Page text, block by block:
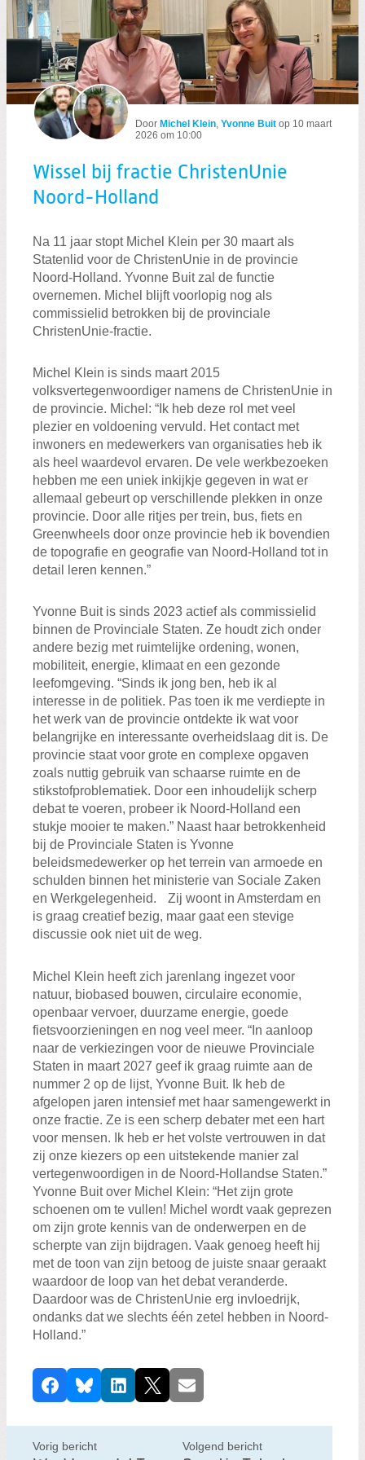
Wissel bij fractie ChristenUnie Noord-
Door Michel Klein, Yvonne Buit op 10 maart
2026 om 10:00
Wissel bij fractie ChristenUnie
Noord-Holland
Na 11 jaar stopt Michel Klein per 30 maart als
Statenlid voor de ChristenUnie in de provincie
Noord-Holland. Yvonne Buit zal de functie
overnemen. Michel blijft voorlopig nog als
commissielid betrokken bij de provinciale
ChristenUnie-fractie.
Michel Klein is sinds maart 2015
volksvertegenwoordiger namens de ChristenUnie in
de provincie. Michel: “Ik heb deze rol met veel
plezier en voldoening vervuld. Het contact met
inwoners en medewerkers van organisaties heb ik
als heel waardevol ervaren. De vele werkbezoeken
hebben me een uniek inkijkje gegeven in wat er
allemaal gebeurt op verschillende plekken in onze
provincie. Door alle ritjes per trein, bus, fiets en
Greenwheels door onze provincie heb ik bovendien
de topografie en geografie van Noord-Holland tot in
detail leren kennen.”
Yvonne Buit is sinds 2023 actief als commissielid
binnen de Provinciale Staten. Ze houdt zich onder
andere bezig met ruimtelijke ordening, wonen,
mobiliteit, energie, klimaat en een gezonde
leefomgeving. “Sinds ik jong ben, heb ik al
interesse in de politiek. Pas toen ik me verdiepte in
het werk van de provincie ontdekte ik wat voor
belangrijke en interessante overheidslaag dit is. De
provincie staat voor grote en complexe opgaven
zoals nuttig gebruik van schaarse ruimte en de
stikstofproblematiek. Door een inhoudelijk scherp
debat te voeren, probeer ik Noord-Holland een
stukje mooier te maken.” Naast haar betrokkenheid
bij de Provinciale Staten is Yvonne
beleidsmedewerker op het terrein van armoede en
schulden binnen het ministerie van Sociale Zaken
en Werkgelegenheid. Zij woont in Amsterdam en
is graag creatief bezig, maar gaat een stevige
discussie ook niet uit de weg.
Michel Klein heeft zich jarenlang ingezet voor
natuur, biobased bouwen, circulaire economie,
openbaar vervoer, duurzame energie, goede
fietsvoorzieningen en nog veel meer. “In aanloop
naar de verkiezingen voor de nieuwe Provinciale
Staten in maart 2027 geef ik graag ruimte aan de
nummer 2 op de lijst, Yvonne Buit. Ik heb de
afgelopen jaren intensief met haar samengewerkt in
onze fractie. Ze is een scherp debater met een hart
voor mensen. Ik heb er het volste vertrouwen in dat
zij onze kiezers op een uitstekende manier zal
vertegenwoordigen in de Noord-Hollandse Staten.”
Yvonne Buit over Michel Klein: “Het zijn grote
schoenen om te vullen! Michel wordt vaak geprezen
om zijn grote kennis van de onderwerpen en de
scherpte van zijn bijdragen. Vaak genoeg heeft hij
met de toon van zijn betoog de juiste snaar geraakt
waardoor de loop van het debat veranderde.
Daardoor was de ChristenUnie erg invloedrijk,
ondanks dat we slechts één zetel hebben in Noord-
Holland.”
D
e
e
l
FacebookBlueskyLinkedIn
X E-mail
Vorig bericht Volgend bericht